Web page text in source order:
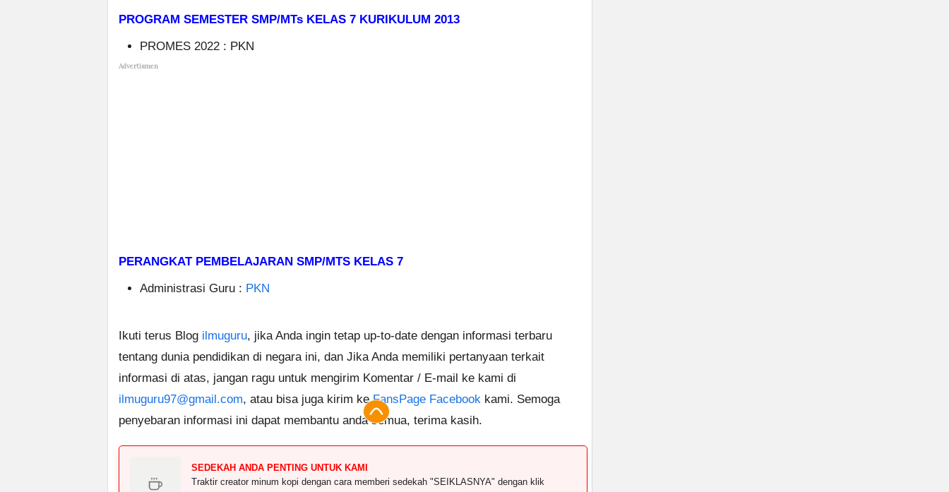
PROGRAM SEMESTER SMP/MTs KELAS 7 KURIKULUM 2013
PROMES 2022 : PKN
Advertismen
PERANGKAT PEMBELAJARAN SMP/MTS KELAS 7
Administrasi Guru : PKN
Ikuti terus Blog ilmuguru, jika Anda ingin tetap up-to-date dengan informasi terbaru
tentang dunia pendidikan di negara ini, dan Jika Anda memiliki pertanyaan terkait
informasi di atas, jangan ragu untuk mengirim Komentar / E-mail ke kami di
ilmuguru97@gmail.com, atau bisa juga kirim keFansPage Facebook kami. Semoga
penyebaran informasi ini dapat membantu anda semua, terima kasih.
SEDEKAH ANDA PENTING UNTUK KAMI
Traktir creator minum kopi dengan cara memberi sedekah "SEIKLASNYA" dengan klik